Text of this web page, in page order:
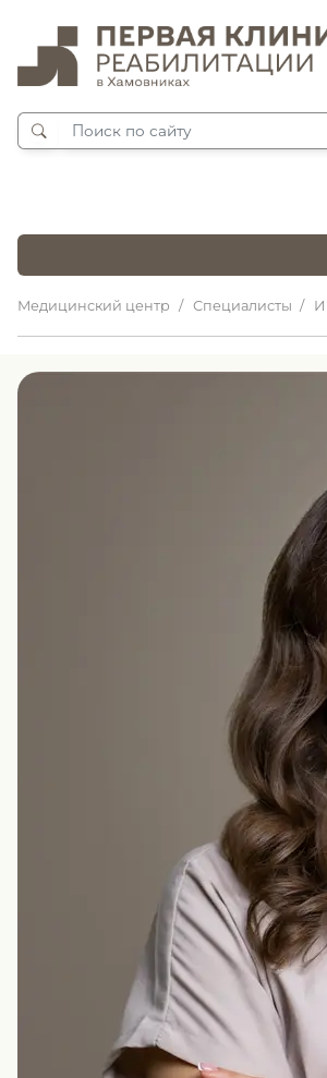
Медицинский центр Специалисты